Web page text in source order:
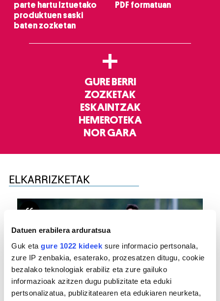
Datuen erabilera arduratsua
Guk eta gure 1022 kideek sure informacio pertsonala,
zure IP zenbakia, esaterako, prozesatzen ditugu, cookie
bezalako teknologiak erabiliz eta zure gailuko
informazioak azitzen dugu publizitate eta eduki
pertsonalizatua, publizitatearen eta edukiaren neurketa,
parte hartu Iztuetako
produktuen saski
baten zozketan
PDF formatuan
+
GURE BERRI
ZOZKETAK
ESKAINTZAK
HEMEROTEKA
NOR GARA
ELKARRIZKETAK